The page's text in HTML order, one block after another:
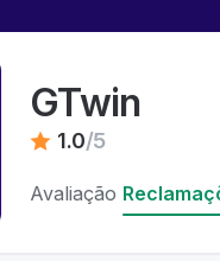
GTwin
1.0/5
Avaliação